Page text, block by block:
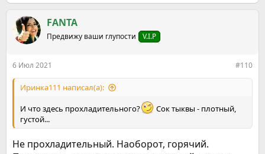
к
ц
и
FANTA
Предвижу ваши глупости V.I.P
6 Июл 2021 #110
Иринка111 написал(а):
И что здесь прохладительного?
Сок тыквы - плотный,
густой...
Не прохладительный. Наоборот, горячий.